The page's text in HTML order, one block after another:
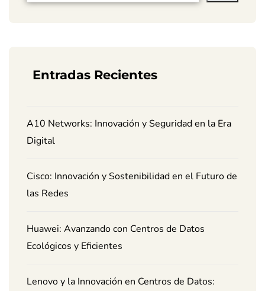
Entradas Recientes
A10 Networks: Innovación y Seguridad en la Era
Digital
Cisco: Innovación y Sostenibilidad en el Futuro de
las Redes
Huawei: Avanzando con Centros de Datos
Ecológicos y Eficientes
Lenovo y la Innovación en Centros de Datos: